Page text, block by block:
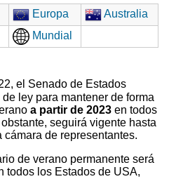
Europa
Australia
Mundial
el Senado de Estados
ley para mantener de forma
a partir de 2023 en todos
seguirá vigente hasta
de representantes.
de verano permanente será
todos los Estados de USA,